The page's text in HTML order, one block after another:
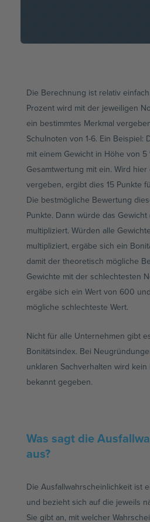
Die Berechnung ist relativ
Prozent wird mit der jeweiligen
ein bestimmtes Merkmal
Schulnoten von 1-6. Ein Beispiel:
mit einem Gewicht in Höhe von 5
Gesamtwertung mit ein. Wird hier
vergeben, ergibt dies 15 Punkte
Die bestmögliche Bewertung
Punkte. Dann würde das Gewicht
multipliziert. Würden alle
multipliziert, ergäbe sich ein
damit der theoretisch mögliche
Gewichte mit der schlechtesten
ergäbe sich ein Wert von 600
mögliche schlechteste Wert.
Nicht für alle Unternehmen gibt
Bonitätsindex. Bei
unklaren Sachverhalten wird
bekannt gegeben.
Was sagt die
aus?
Die Ausfallwahrscheinlichkeit ist
und bezieht sich auf die jeweils
Sie gibt an, mit welcher